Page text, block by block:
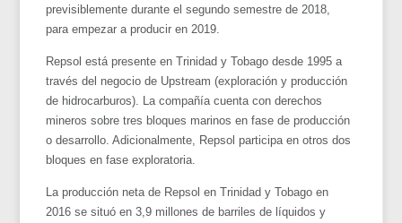
previsiblemente durante el segundo semestre de 2018,
para empezar a producir en 2019.
Repsol está presente en Trinidad y Tobago desde 1995 a
través del negocio de Upstream (exploración y producción
de hidrocarburos). La compañía cuenta con derechos
mineros sobre tres bloques marinos en fase de producción
o desarrollo. Adicionalmente, Repsol participa en otros dos
bloques en fase exploratoria.
La producción neta de Repsol en Trinidad y Tobago en
2016 se situó en 3,9 millones de barriles de líquidos y